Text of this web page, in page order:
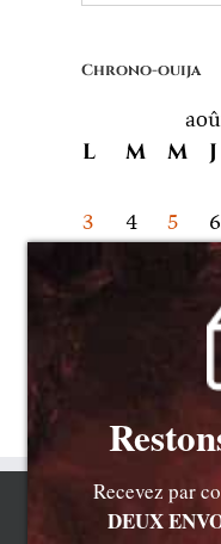
parle
Chrono-ouija
L M M J
3
4 5 6
17
Recevez par
DEUX